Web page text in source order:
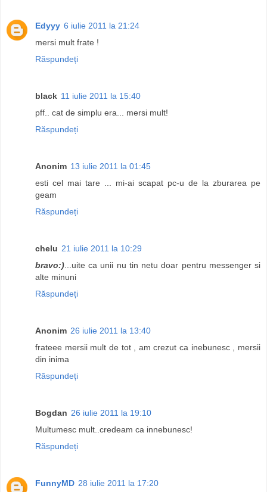
Edyyy 6 iulie 2011 la 21:24
mersi mult frate !
Răspundeți
black 11 iulie 2011 la 15:40
pff.. cat de simplu era... mersi mult!
Răspundeți
Anonim 13 iulie 2011 la 01:45
esti cel mai tare ... mi-ai scapat pc-u de la zburarea pe
geam
Răspundeți
chelu 21 iulie 2011 la 10:29
bravo:)...uite ca unii nu tin netu doar pentru messenger si
alte minuni
Răspundeți
Anonim 26 iulie 2011 la 13:40
frateee mersii mult de tot , am crezut ca inebunesc , mersii
din inima
Răspundeți
Bogdan 26 iulie 2011 la 19:10
Multumesc mult..credeam ca innebunesc!
Răspundeți
FunnyMD 28 iulie 2011 la 17:20